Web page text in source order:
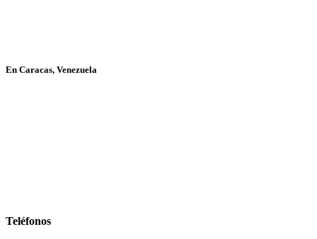
En Caracas, Venezuela
Teléfonos